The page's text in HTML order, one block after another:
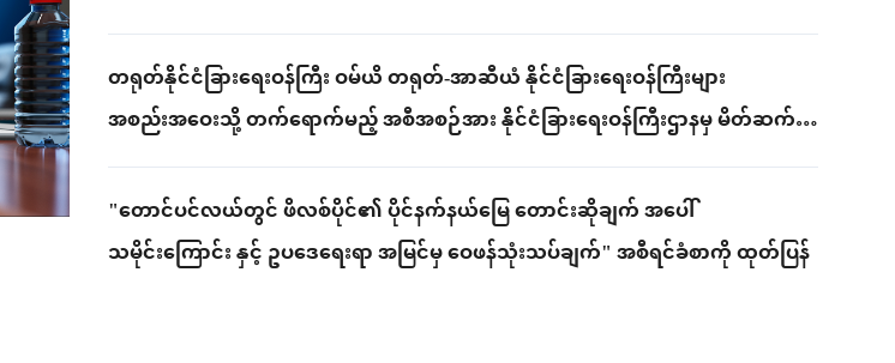
တရုတ်နိုင်ငံခြားရေးဝန်ကြီး ဝမ်ယိ တရုတ်-အာဆီယံ နိုင်ငံခြားရေးဝန်ကြီးများ
အစည်းအဝေးသို့ တက်ရောက်မည့် အစီအစဉ်အား နိုင်ငံခြားရေးဝန်ကြီးဌာနမှ မိတ်ဆက်
ရှင်းလင်း
"တောင်ပင်လယ်တွင် ဖိလစ်ပိုင်၏ ပိုင်နက်နယ်မြေ တောင်းဆိုချက် အပေါ်
သမိုင်းကြောင်း နှင့် ဥပဒေရေးရာ အမြင်မှ ဝေဖန်သုံးသပ်ချက်" အစီရင်ခံစာကို ထုတ်ပြန်